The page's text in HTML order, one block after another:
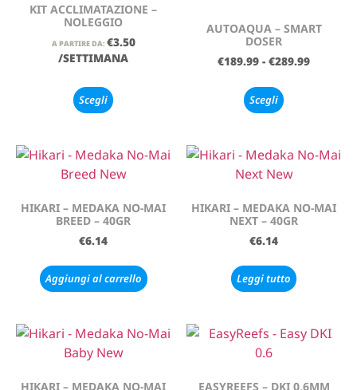
KIT ACCLIMATAZIONE –
NOLEGGIO
A PARTIRE DA: €3.50
/SETTIMANA
Scegli
AUTOAQUA – SMART
DOSER
€189.99 - €289.99
Scegli
HIKARI – MEDAKA NO-MAI
BREED – 40GR
€6.14
Aggiungi al carrello
HIKARI – MEDAKA NO-MAI
NEXT – 40GR
€6.14
Leggi tutto
HIKARI – MEDAKA NO-MAI EASYREEFS – DKI 0,6MM